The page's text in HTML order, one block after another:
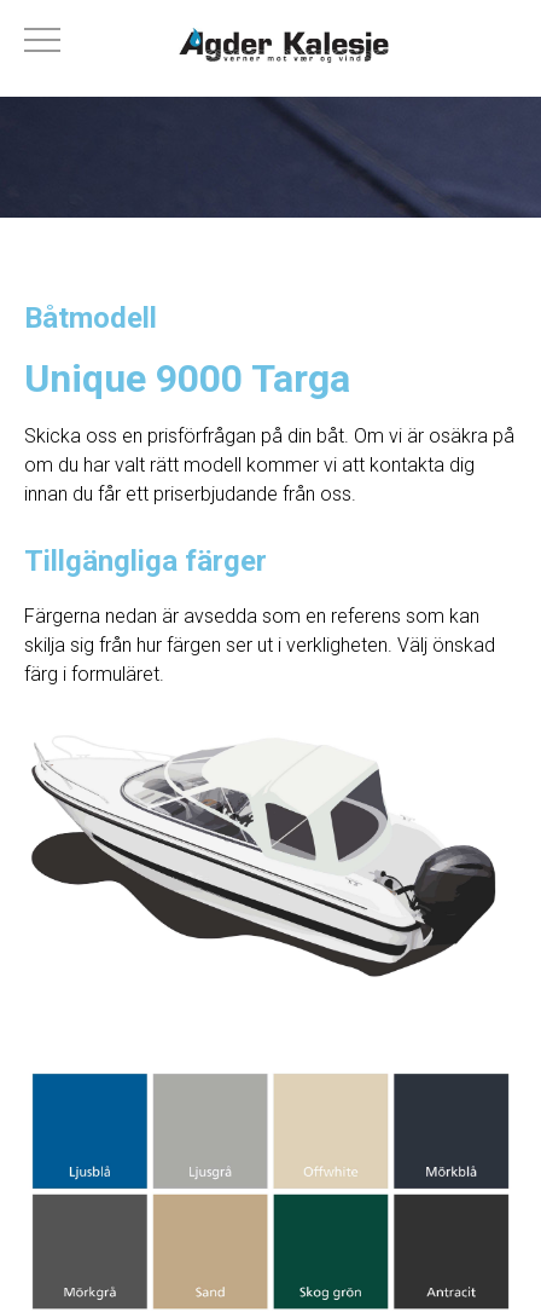
Båtmodell
Unique 9000 Targa
Skicka oss en prisförfrågan på din båt. Om vi ​​är osäkra på
om du har valt rätt modell kommer vi att kontakta dig
innan du får ett priserbjudande från oss.
Tillgängliga färger
Färgerna nedan är avsedda som en referens som kan
skilja sig från hur färgen ser ut i verkligheten. Välj önskad
färg i formuläret.